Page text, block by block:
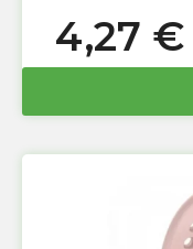
4,27 €